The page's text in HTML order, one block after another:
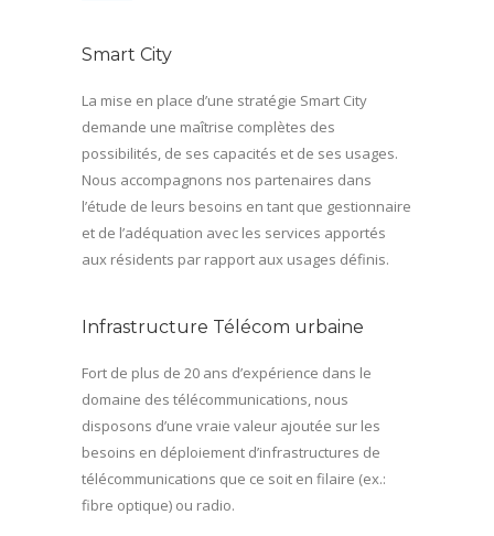
Smart City
La mise en place d’une stratégie Smart City
demande une maîtrise complètes des
possibilités, de ses capacités et de ses usages.
Nous accompagnons nos partenaires dans
l’étude de leurs besoins en tant que gestionnaire
et de l’adéquation avec les services apportés
aux résidents par rapport aux usages définis.
Infrastructure Télécom urbaine
Fort de plus de 20 ans d’expérience dans le
domaine des télécommunications, nous
disposons d’une vraie valeur ajoutée sur les
besoins en déploiement d’infrastructures de
télécommunications que ce soit en filaire (ex.:
fibre optique) ou radio.